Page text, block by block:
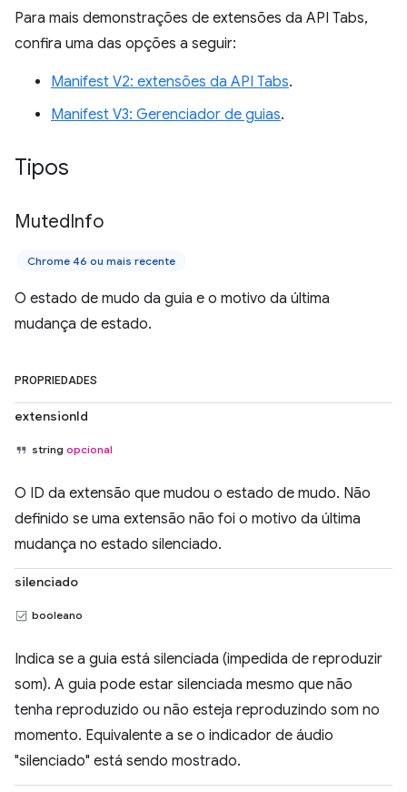
Para mais demonstrações de extensões da API Tabs,
confira uma das opções a seguir:
Manifest V2: extensões da API Tabs.
Manifest V3: Gerenciador de guias.
Tipos
MutedInfo
Chrome 46 ou mais recente
O estado de mudo da guia e o motivo da última
mudança de estado.
PROPRIEDADES
extensionId
string opcional
O ID da extensão que mudou o estado de mudo. Não
definido se uma extensão não foi o motivo da última
mudança no estado silenciado.
silenciado
booleano
Indica se a guia está silenciada (impedida de reproduzir
som). A guia pode estar silenciada mesmo que não
tenha reproduzido ou não esteja reproduzindo som no
momento. Equivalente a se o indicador de áudio
"silenciado" está sendo mostrado.